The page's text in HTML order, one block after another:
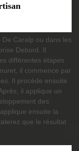
Caralp ou dans les
Debord. Il
différentes étapes
il commence par
Il procède ensuite
il applique un
des
ensuite la
que le résultat